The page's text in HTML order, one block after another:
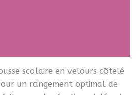
scolaire en velours côtelé
un rangement optimal de